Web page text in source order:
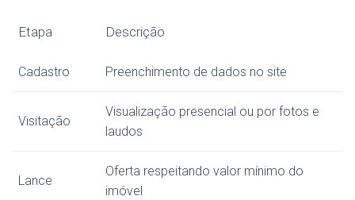
Etapa Descrição
Cadastro Preenchimento de dados no site
Visitação
Visualização presencial ou por fotos e
laudos
Lance
Oferta respeitando valor mínimo do
imóvel